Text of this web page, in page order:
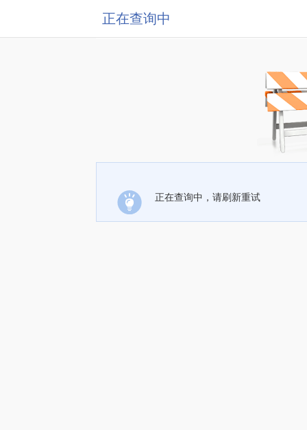
正在查询中
正在查询中，请刷新重试